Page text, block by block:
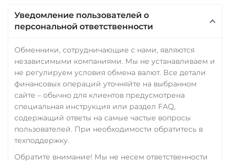
Уведомление пользователей о
персональной ответственности
Обменники, сотрудничающие с нами, являются
независимыми компаниями. Мы не устанавливаем и
не регулируем условия обмена валют. Все детали
финансовых операций уточняйте на выбранном
сайте – обычно для клиентов предусмотрена
специальная инструкция или раздел FAQ,
содержащий ответы на самые частые вопросы
пользователей. При необходимости обратитесь в
техподдержку.
Обратите внимание! Мы не несем ответственности